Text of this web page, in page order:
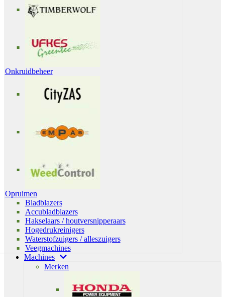
Onkruidbeheer
Opruimen
Bladblazers
Accubladblazers
Hakselaars / houtversnipperaars
Hogedrukreinigers
Waterstofzuigers / alleszuigers
Veegmachines
Machines
Merken